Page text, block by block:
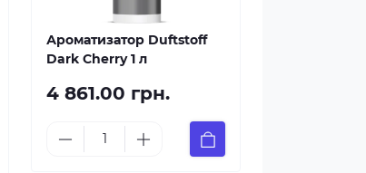
Ароматизатор Duftstoff
Dark Cherry 1 л
4 861.00 грн.